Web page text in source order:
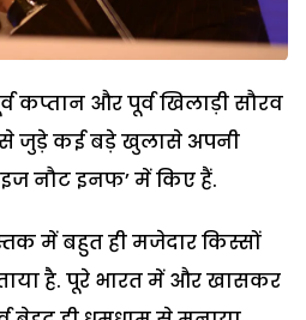
कप्तान और पूर्व खिलाड़ी सौरव
से जुड़े कई बड़े खुलासे अपनी
नौट इनफ’ में किए हैं.
में बहुत ही मजेदार किस्सों
है. पूरे भारत में और खासकर